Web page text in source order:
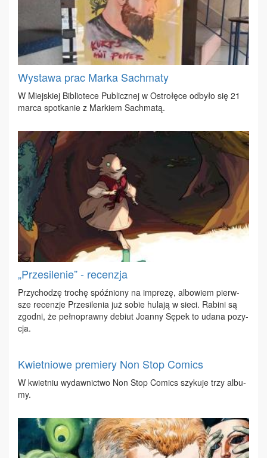
Wystawa prac Marka Sachmaty
W Miej­skiej Bi­blio­te­ce Pu­blicz­nej w Ostro­łę­ce od­by­ło się 21
mar­ca spo­tka­nie z Mar­kiem Sach­ma­tą.
„Przesilenie” - recenzja
Przy­cho­dzę tro­chę spóź­nio­ny na im­pre­zę, al­bo­wiem pierw­
sze re­cen­zje Prze­si­le­nia już so­bie hu­la­ją w sie­ci. Ra­bi­ni są
zgod­ni, że peł­no­praw­ny de­biut Jo­an­ny Sę­pek to uda­na po­zy­
cja.
Kwietniowe premiery Non Stop Comics
W kwiet­niu wy­daw­nic­two Non Stop Co­mics szy­ku­je trzy al­bu­
my.